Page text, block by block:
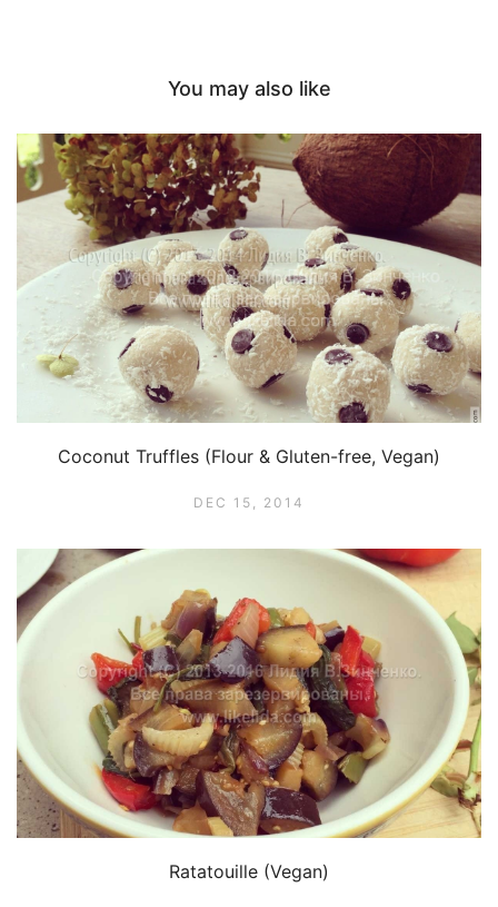
You may also like
Coconut Truffles (Flour & Gluten-free, Vegan)
DEC 15, 2014
Ratatouille (Vegan)